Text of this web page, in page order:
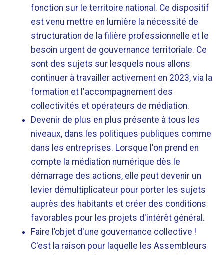
fonction sur le territoire national. Ce dispositif
est venu mettre en lumière la nécessité de
structuration de la filière professionnelle et le
besoin urgent de gouvernance territoriale. Ce
sont des sujets sur lesquels nous allons
continuer à travailler activement en 2023, via la
formation et l'accompagnement des
collectivités et opérateurs de médiation.
Devenir de plus en plus présente à tous les
niveaux, dans les politiques publiques comme
dans les entreprises. Lorsque l'on prend en
compte la médiation numérique dès le
démarrage des actions, elle peut devenir un
levier démultiplicateur pour porter les sujets
auprès des habitants et créer des conditions
favorables pour les projets d'intérêt général.
Faire l’objet d'une gouvernance collective !
C'est la raison pour laquelle les Assembleurs